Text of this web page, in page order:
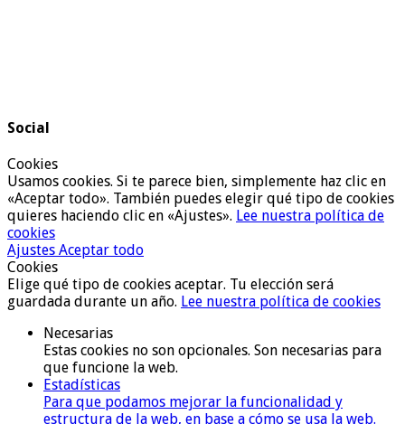
Social
Cookies
Usamos cookies. Si te parece bien, simplemente haz clic en
«Aceptar todo». También puedes elegir qué tipo de cookies
quieres haciendo clic en «Ajustes». Lee nuestra política de
cookies
Ajustes Aceptar todo
Cookies
Elige qué tipo de cookies aceptar. Tu elección será
guardada durante un año. Lee nuestra política de cookies
Necesarias
Estas cookies no son opcionales. Son necesarias para
que funcione la web.
Estadísticas
Para que podamos mejorar la funcionalidad y
estructura de la web, en base a cómo se usa la web.